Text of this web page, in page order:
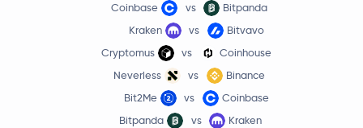
Coinbase
vs
Bitpanda
Kraken
vs
Bitvavo
Cryptomus
vs
Coinhouse
Neverless
vs
Binance
Bit2Me
vs
Coinbase
Bitpanda
vs
Kraken